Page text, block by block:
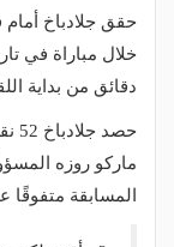
حقق جلادباخ
دقائق من بداية
المسابقة متفوقًا